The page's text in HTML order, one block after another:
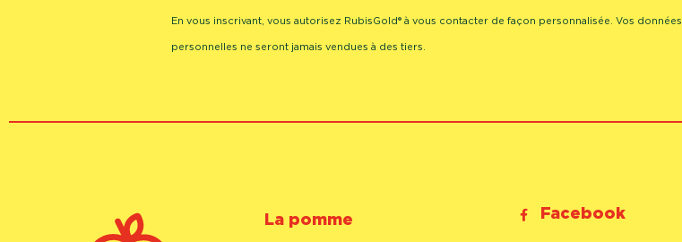
En vous inscrivant, vous autorisez RubisGold® à vous contacter de façon personnalisée. Vos données
personnelles ne seront jamais vendues à des tiers.
La pomme Facebook